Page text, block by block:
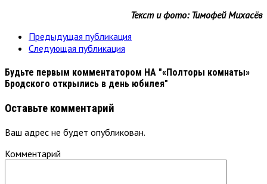
Текст и фото: Тимофей Михасёв
Предыдущая публикация
Следующая публикация
Будьте первым комментатором НА "«Полторы комнаты»
Бродского открылись в день юбилея"
Оставьте комментарий
Ваш адрес не будет опубликован.
Комментарий